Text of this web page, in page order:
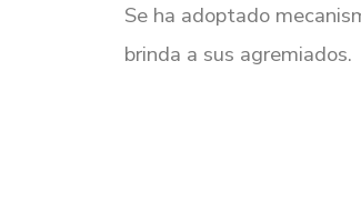
Se ha adoptado
brinda a sus agremiados.